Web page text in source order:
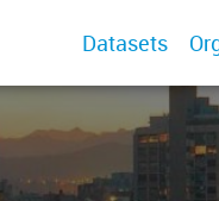
Datasets